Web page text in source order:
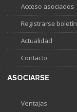
Acceso asociados
Registrarse boletín
Actualidad
Contacto
ASOCIARSE
Ventajas